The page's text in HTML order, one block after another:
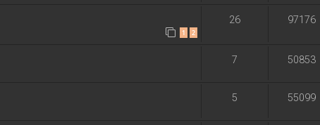
1 2
26 97176
7 50853
5 55099